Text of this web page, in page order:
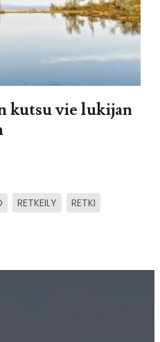
kutsu vie lukijan
RETKEILY
RETKI